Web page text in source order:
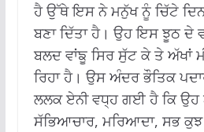
ਹੈ ਉੱਥੇ ਇਸ ਨੇ ਮਨੁੱਖ ਨੂੰ ਚਿੱਟੇ ਦਿਨ
ਬਣਾ ਦਿੱਤਾ ਹੈ। ਉਹ ਇਸ ਝੂਠ ਦੇ
ਬਲਦ ਵਾਂਙੂ ਸਿਰ ਸੁੱਟ ਕੇ ਤੇ ਅੱਖਾਂ
ਰਿਹਾ ਹੈ। ਉਸ ਅੰਦਰ ਭੌਤਿਕ
ਲਲਕ ਏਨੀ ਵਧ੍ਹ ਗਈ ਹੈ ਕਿ ਉਹ
ਸੱਭਿਆਚਾਰ, ਮਰਿਆਦਾ, ਸਭ ਕੁਝ